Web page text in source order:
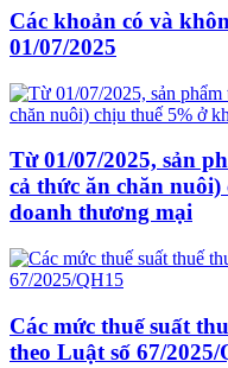
Các khoản có và
01/07/2025
Từ 01/07/2025, sản
cả thức ăn chăn
doanh thương mại
Các mức thuế suất
theo Luật số 67/2025/